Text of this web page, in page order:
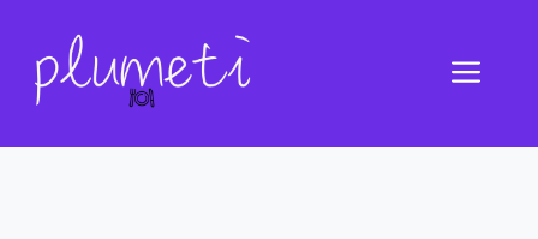
contenu